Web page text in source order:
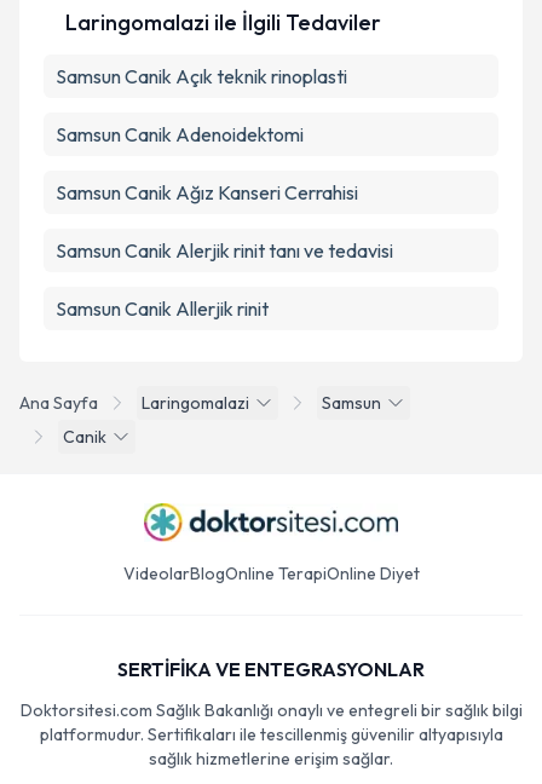
Ana Sayfa Laringomalazi
Samsun
Canik
Laringomalazi ile İlgili Tedaviler
Samsun Canik Açık teknik rinoplasti
Samsun Canik Adenoidektomi
Samsun Canik Ağız Kanseri Cerrahisi
Samsun Canik Alerjik rinit tanı ve tedavisi
Samsun Canik Allerjik rinit
VideolarBlogOnline TerapiOnline Diyet
SERTİFİKA VE ENTEGRASYONLAR
Doktorsitesi.com Sağlık Bakanlığı onaylı ve entegreli bir sağlık bilgi
platformudur. Sertifikaları ile tescillenmiş güvenilir altyapısıyla
sağlık hizmetlerine erişim sağlar.